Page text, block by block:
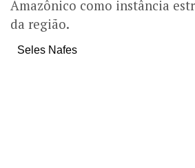
Amazônico como instância
da região.
Seles Nafes